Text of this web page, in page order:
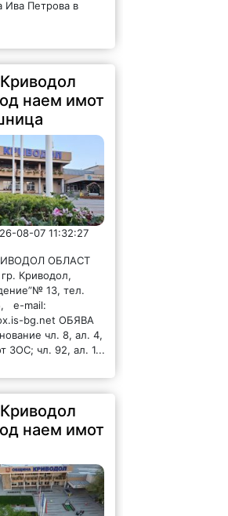
Ива Петрова в
наем имот
08-07 11:32:27
ОБЛАСТ
Криводол,
13, тел.
e-mail:
bg.net ОБЯВА
чл. 8, ал. 4,
ЗОС; чл. 92, ал. 1...
наем имот